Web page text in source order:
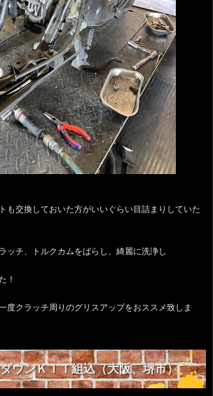
も交換しておいた方がいいぐらい目詰まりしていた
ッチ、トルクカムをばらし、綺麗に洗浄し
！
度クラッチ周りのグリスアップをおススメ致しま
ウンＫＩＴ組込（大阪、堺市）